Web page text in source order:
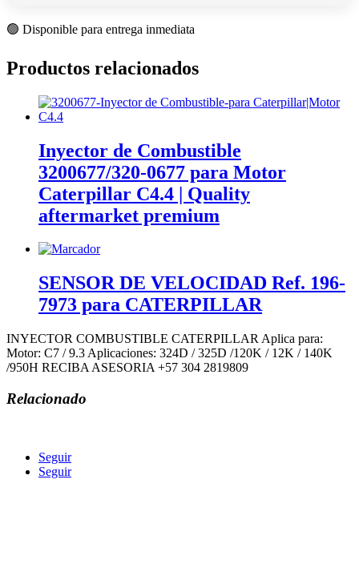
🟢 Disponible para entrega inmediata
Productos relacionados
Inyector de Combustible
3200677/320-0677 para Motor
Caterpillar C4.4 | Quality
aftermarket premium
SENSOR DE VELOCIDAD Ref. 196-
7973 para CATERPILLAR
INYECTOR COMBUSTIBLE CATERPILLAR Aplica para:
Motor: C7 / 9.3 Aplicaciones: 324D / 325D /120K / 12K / 140K
/950H RECIBA ASESORIA +57 304 2819809
Relacionado
Seguir
Seguir